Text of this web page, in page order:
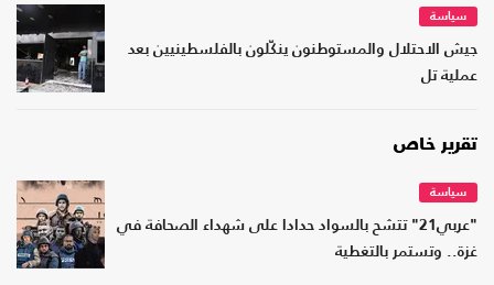
سياسة
جيش الاحتلال والمستوطنون ينكّلون بالفلسطينيين بعد
عملية تل
تقرير خاص
سياسة
"عربي21" تتشح بالسواد حدادا على شهداء الصحافة في
غزة.. وتستمر بالتغطية